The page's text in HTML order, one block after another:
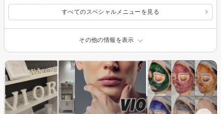
すべてのスペシャルメニューを見る
その他の情報を表示